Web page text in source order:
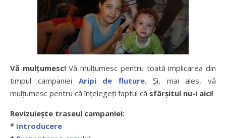
Vă mulțumesc!Vă mulțumesc pentru toată implicarea din
timpul campaniei Aripi de fluture. Și, mai ales, vă
mulțumesc pentru că înțelegeți faptul că sfârșitul nu-i aici!
Revizuiește traseul campaniei:
* Introducere